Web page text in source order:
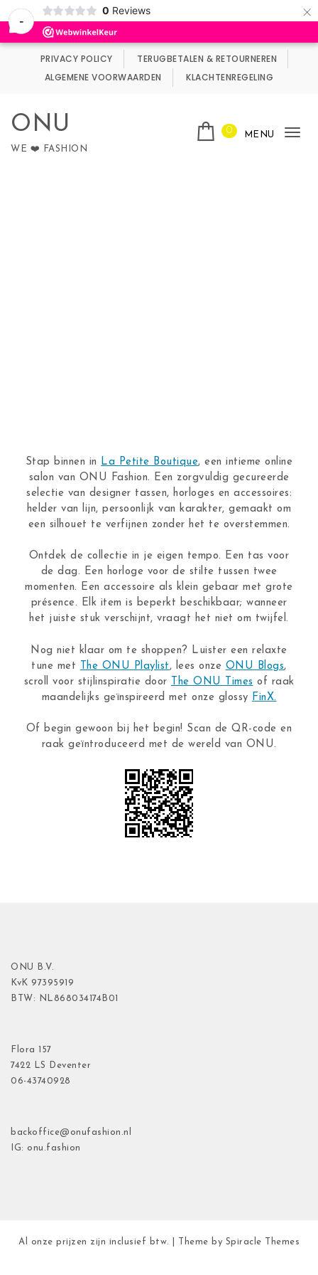
-
0 Reviews ×
Wij maken gebruik van cookies.
PRIVACY POLICY
TERUGBETALEN & RETOURNEREN
ALGEMENE VOORWAARDEN
KLACHTENREGELING
ONU
WE ❤️ FASHION
0 MENU
Stap binnen in La Petite Boutique, een intieme online
salon van ONU Fashion. Een zorgvuldig gecureerde
selectie van designer tassen, horloges en accessoires:
helder van lijn, persoonlijk van karakter, gemaakt om
een silhouet te verfijnen zonder het te overstemmen.
Ontdek de collectie in je eigen tempo. Een tas voor
de dag. Een horloge voor de stilte tussen twee
momenten. Een accessoire als klein gebaar met grote
présence. Elk item is beperkt beschikbaar; wanneer
het juiste stuk verschijnt, vraagt het niet om twijfel.
Nog niet klaar om te shoppen? Luister een relaxte
tune met
The ONU Playlist , lees onze ONU Blogs,
scroll voor stijlinspiratie door
The ONU Times of raak
maandelijks geïnspireerd met onze glossy FinX.
Of begin gewoon bij het begin! Scan de QR-code en
raak geïntroduceerd met de wereld van ONU.
ONU B.V.
KvK 97395919
BTW: NL868034174B01
Flora 157
7422 LS Deventer
06-43740928
backoffice@onufashion.nl
IG: onu.fashion
Al onze prijzen zijn inclusief btw. | Theme by Spiracle Themes